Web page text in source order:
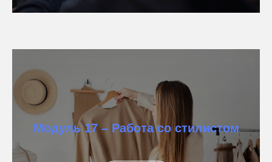
Модуль 17 – Работа со стилистом